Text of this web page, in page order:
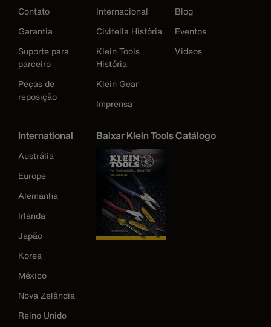
Contato
Garantia
Suporte para
parceiro
Peças de
reposição
Internacional
Civitella História
Klein Tools
História
Klein Gear
Imprensa
Blog
Eventos
Videos
International
Austrália
Europe
Alemanha
Irlanda
Japão
Korea
México
Nova Zelândia
Reino Unido
Baixar Klein Tools Catálogo